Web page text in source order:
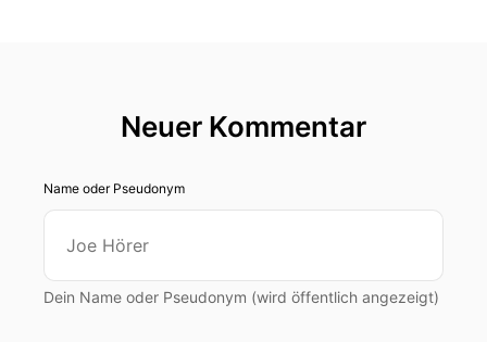
Neuer Kommentar
Name oder Pseudonym
Dein Name oder Pseudonym (wird öffentlich angezeigt)